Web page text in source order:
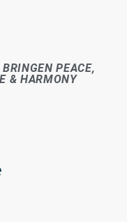
PEACE,
& HARMONY